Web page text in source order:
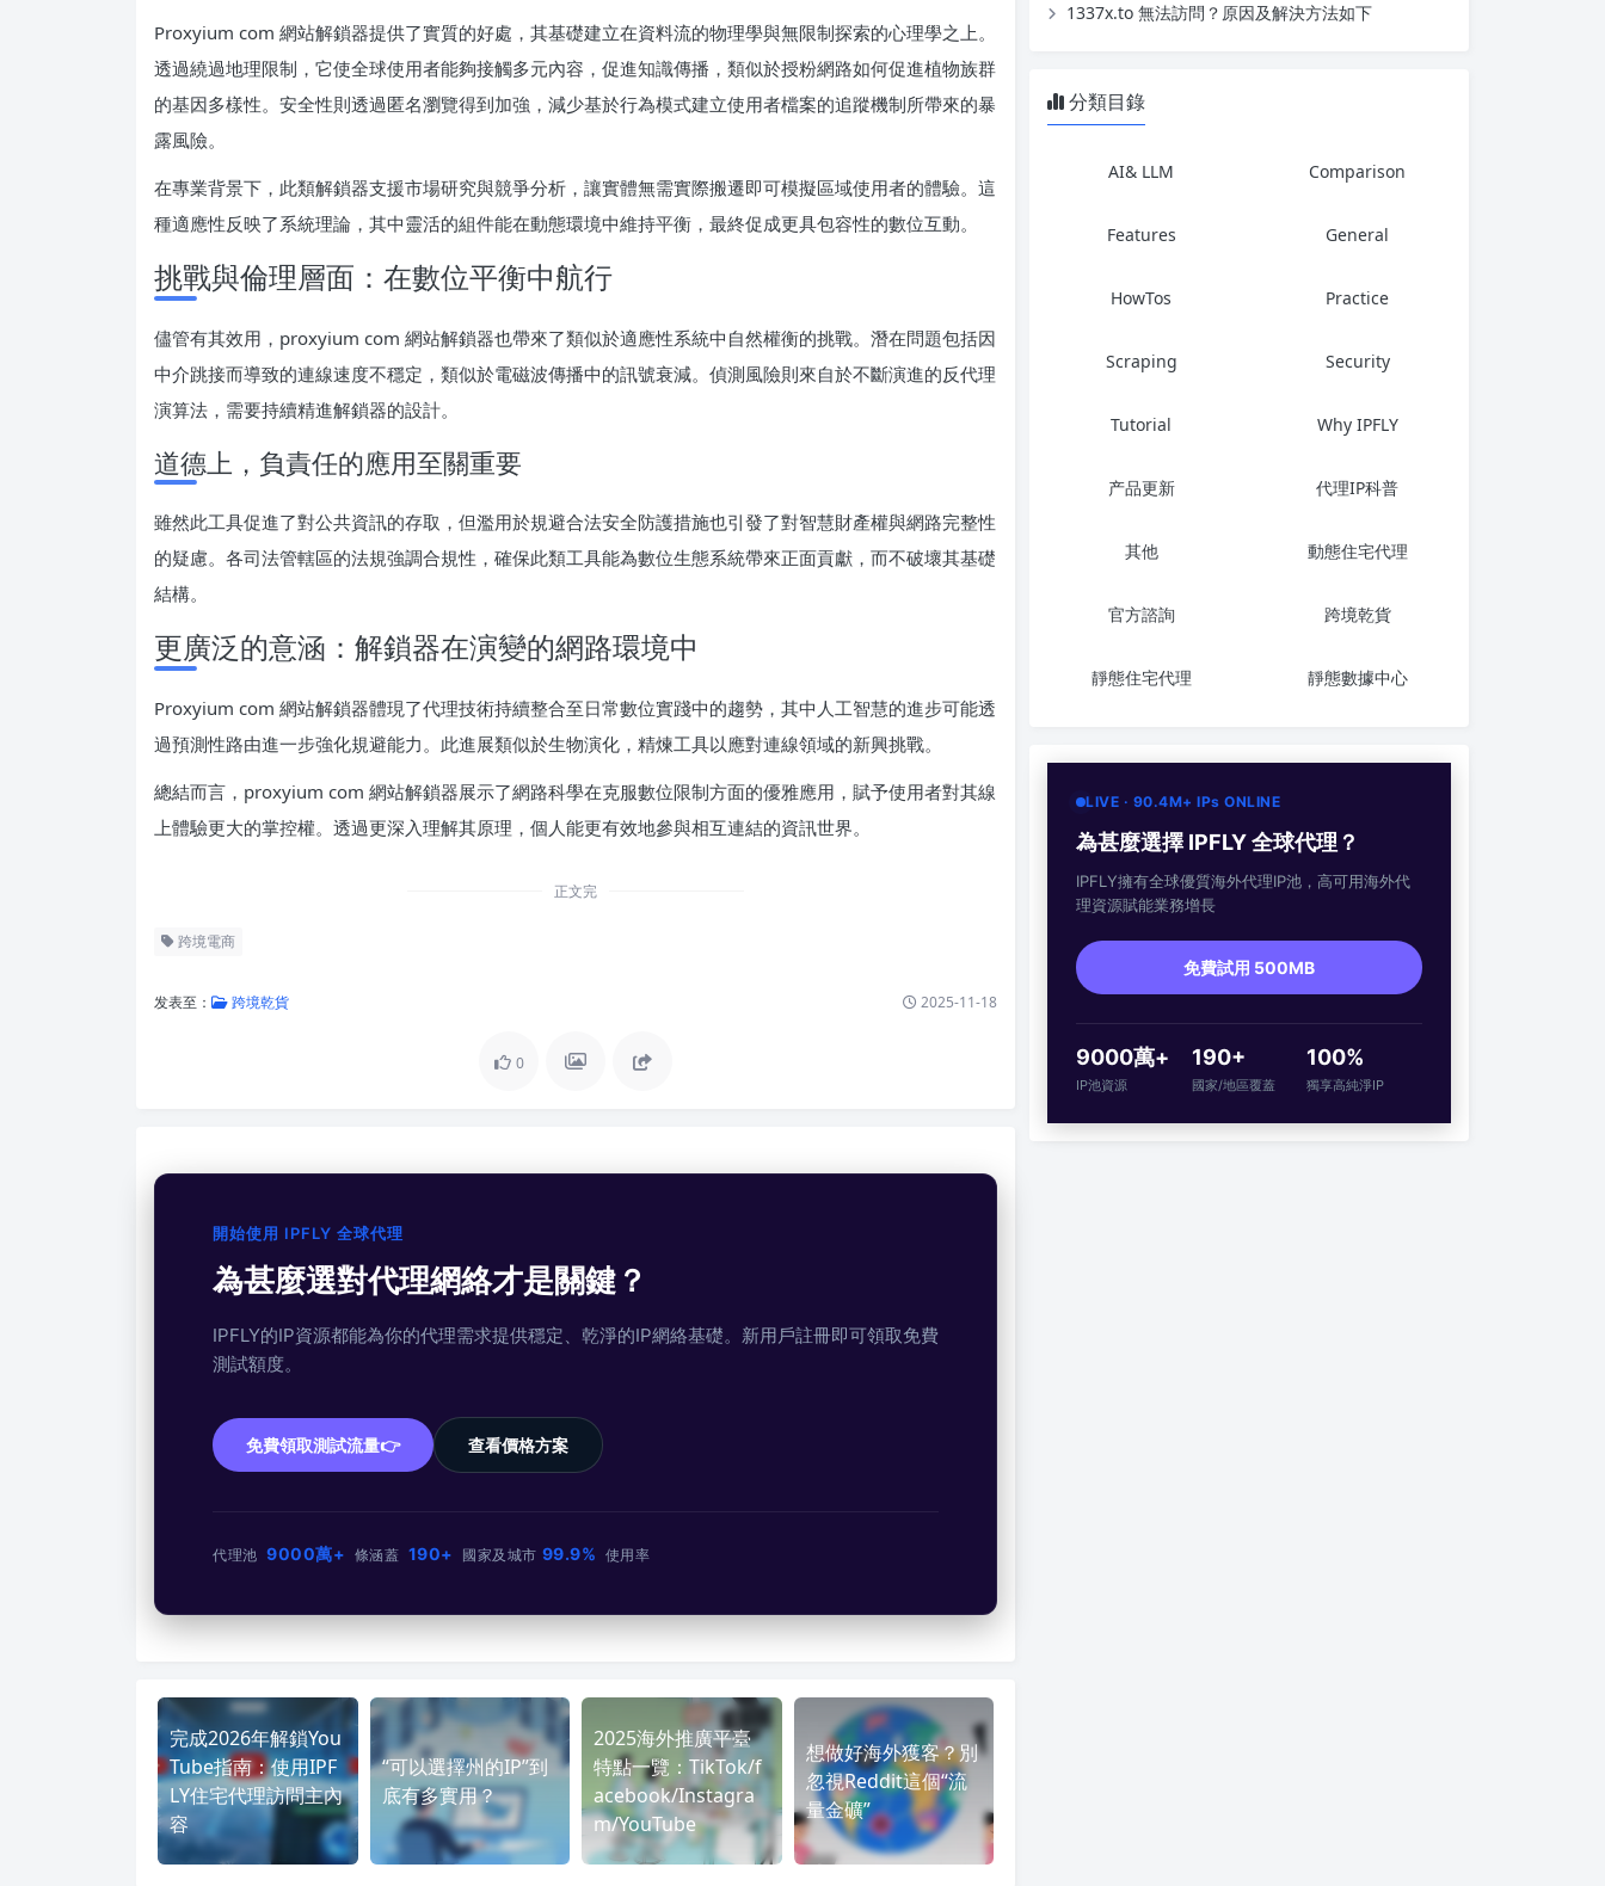
Proxyium com 網站解鎖器提供了實質的好處，其基礎建立在資料流的物理學與無限制探索的心理學之上。
透過繞過地理限制，它使全球使用者能夠接觸多元內容，促進知識傳播，類似於授粉網路如何促進植物族群
的基因多樣性。安全性則透過匿名瀏覽得到加強，減少基於行為模式建立使用者檔案的追蹤機制所帶來的暴
露風險。
在專業背景下，此類解鎖器支援市場研究與競爭分析，讓實體無需實際搬遷即可模擬區域使用者的體驗。這
種適應性反映了系統理論，其中靈活的組件能在動態環境中維持平衡，最終促成更具包容性的數位互動。
挑戰與倫理層面：在數位平衡中航行
儘管有其效用，proxyium com 網站解鎖器也帶來了類似於適應性系統中自然權衡的挑戰。潛在問題包括因
中介跳接而導致的連線速度不穩定，類似於電磁波傳播中的訊號衰減。偵測風險則來自於不斷演進的反代理
演算法，需要持續精進解鎖器的設計。
道德上，負責任的應用至關重要
雖然此工具促進了對公共資訊的存取，但濫用於規避合法安全防護措施也引發了對智慧財產權與網路完整性
的疑慮。各司法管轄區的法規強調合規性，確保此類工具能為數位生態系統帶來正面貢獻，而不破壞其基礎
結構。
更廣泛的意涵：解鎖器在演變的網路環境中
Proxyium com 網站解鎖器體現了代理技術持續整合至日常數位實踐中的趨勢，其中人工智慧的進步可能透
過預測性路由進一步強化規避能力。此進展類似於生物演化，精煉工具以應對連線領域的新興挑戰。
總結而言，proxyium com 網站解鎖器展示了網路科學在克服數位限制方面的優雅應用，賦予使用者對其線
上體驗更大的掌控權。透過更深入理解其原理，個人能更有效地參與相互連結的資訊世界。
正文完
跨境電商
发表至： 跨境乾貨 2025-11-18
0
開始使用 IPFLY 全球代理
為甚麼選對代理網絡才是關鍵？
IPFLY的IP資源都能為你的代理需求提供穩定、乾淨的IP網絡基礎。新用戶註冊即可領取免費
測試額度。
免費領取測試流量👉 查看價格方案
代理池 9000萬+ 條涵蓋 190+ 國家及城市 99.9% 使用率
完成2026年解鎖You
Tube指南：使用IPF
LY住宅代理訪問主內
容
“可以選擇州的IP”到
底有多實用？
2025海外推廣平臺
特點一覽：TikTok/f
acebook/Instagra
m/YouTube
想做好海外獲客？別
忽視Reddit這個“流
量金礦”
1337x.to 無法訪問？原因及解決方法如下
分類目錄
AI& LLM Comparison
Features General
HowTos Practice
Scraping Security
Tutorial Why IPFLY
产品更新 代理IP科普
其他 動態住宅代理
官方諮詢 跨境乾貨
靜態住宅代理 靜態數據中心
LIVE · 90.4M+ IPs ONLINE
為甚麼選擇 IPFLY 全球代理？
IPFLY擁有全球優質海外代理IP池，高可用海外代
理資源賦能業務增長
免費試用 500MB
9000萬+
IP池資源
190+
國家/地區覆蓋
100%
獨享高純淨IP